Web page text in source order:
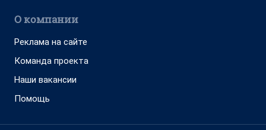
О компании
Реклама на сайте
Команда проекта
Наши вакансии
Помощь